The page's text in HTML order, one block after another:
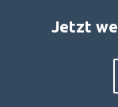
Jetzt